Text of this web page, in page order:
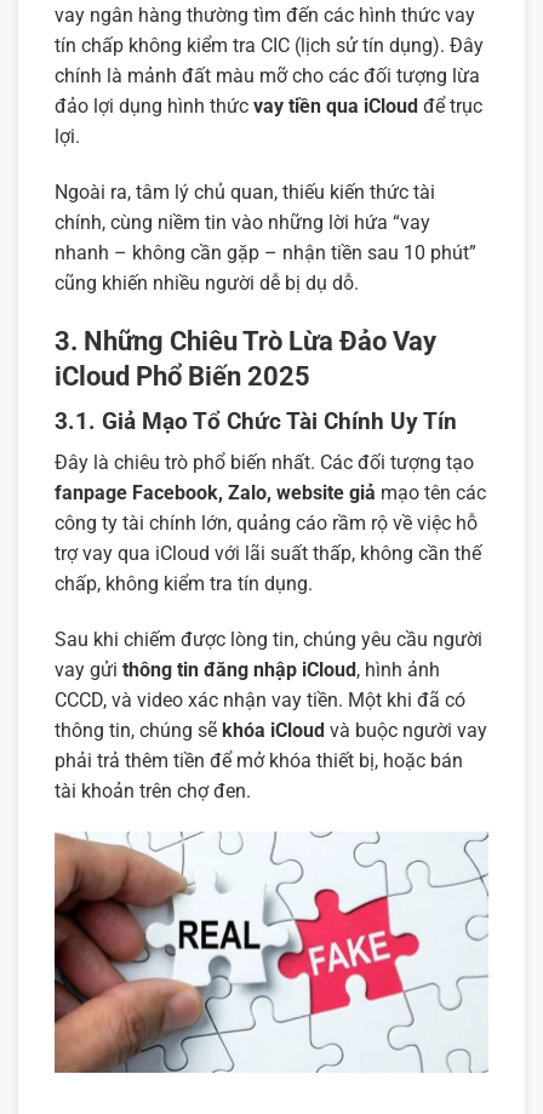
vay ngân hàng thường tìm đến các hình thức vay
tín chấp không kiểm tra CIC (lịch sử tín dụng). Đây
chính là mảnh đất màu mỡ cho các đối tượng lừa
đảo lợi dụng hình thức vay tiền qua iCloud để trục
lợi.
Ngoài ra, tâm lý chủ quan, thiếu kiến thức tài
chính, cùng niềm tin vào những lời hứa “vay
nhanh – không cần gặp – nhận tiền sau 10 phút”
cũng khiến nhiều người dễ bị dụ dỗ.
3. Những Chiêu Trò Lừa Đảo Vay
iCloud Phổ Biến 2025
3.1. Giả Mạo Tổ Chức Tài Chính Uy Tín
Đây là chiêu trò phổ biến nhất. Các đối tượng tạo
fanpage Facebook, Zalo, website giả mạo tên các
công ty tài chính lớn, quảng cáo rầm rộ về việc hỗ
trợ vay qua iCloud với lãi suất thấp, không cần thế
chấp, không kiểm tra tín dụng.
Sau khi chiếm được lòng tin, chúng yêu cầu người
vay gửi thông tin đăng nhập iCloud , hình ảnh
CCCD, và video xác nhận vay tiền. Một khi đã có
thông tin, chúng sẽ khóa iCloud và buộc người vay
phải trả thêm tiền để mở khóa thiết bị, hoặc bán
tài khoản trên chợ đen.